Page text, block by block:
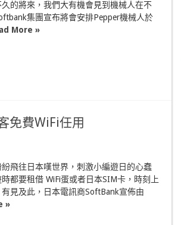
的將來，我們大有機會見到機械人在不
集團宣布將會安排Pepper機械人於
More »
免費WiFi任用
飛往日本嘆世界，刺激小編遊日的心蠢
都要租借 WiFi蛋或者日本SIM卡，時刻上
見及此，日本電訊商SoftBank宣佈由
»